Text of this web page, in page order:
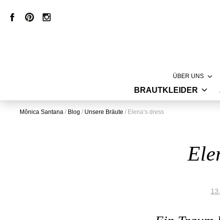
ÜBER UNS
LABEL
STORE
BRAUTKLEIDER
HAUTE COUTURE
STANDESAMTKLEIDER
Mônica Santana / Blog / Unsere Bräute / Elena’s dress